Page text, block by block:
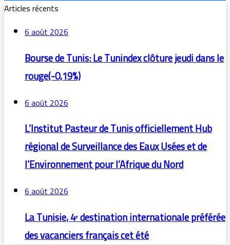
Articles récents
6 août 2026
Bourse de Tunis: Le Tunindex clôture jeudi dans le
rouge(-0,19%)
6 août 2026
L’Institut Pasteur de Tunis officiellement Hub
régional de Surveillance des Eaux Usées et de
l’Environnement pour l’Afrique du Nord
6 août 2026
La Tunisie, 4ᵉ destination internationale préférée
des vacanciers français cet été